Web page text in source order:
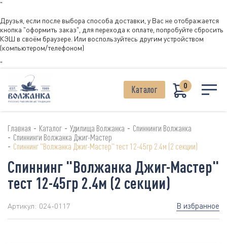
"
Друзья, если после выбора способа доставки, у Вас не отображается
кнопка "оформить заказ", для перехода к оплате, попробуйте сбросить
КЭШ в своём браузере. Или воспользуйтесь другим устройством
(компьютером/телефоном)
"
Каталог 0
Главная - Каталог - Удилища Волжанка - Спиннинги Волжанка
- Спиннинги Волжанка Джиг-Мастер
- Спиннинг "Волжанка Джиг-Мастер" тест 12-45гр 2.4м (2 секции)
Спиннинг "Волжанка Джиг-Мастер"
тест 12-45гр 2.4м (2 секции)
Артикул: 024-0117 В избранное